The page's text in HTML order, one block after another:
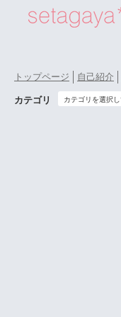
トップページ 自己紹介
カテゴリ